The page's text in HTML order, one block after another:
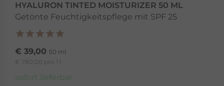
HYALURON TINTED MOISTURIZER 50 ML
Getönte Feuchtigkeitspflege mit SPF 25
€ 39,00 50 ml
€ 780,00 pro 1 l
sofort lieferbar